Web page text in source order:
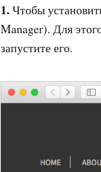
1. Чтобы
Manager). Для
запустите его.